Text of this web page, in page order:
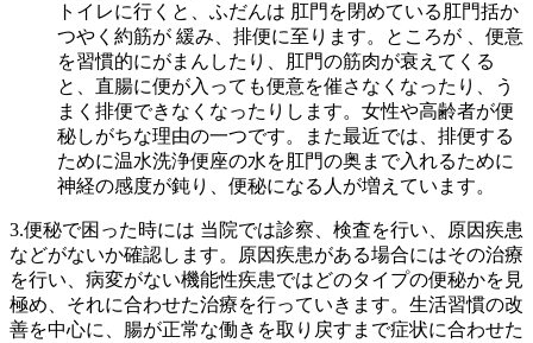
トイレに行くと、ふだんは 肛門を閉めている肛門括か
つやく約筋が 緩み、排便に至ります。ところが 、便意
を習慣的にがまんしたり、肛門の筋肉が衰えてくる
と、直腸に便が入っても便意を催さなくなったり、う
まく排便できなくなったりします。女性や高齢者が便
秘しがちな理由の一つです。また最近では、排便する
ために温水洗浄便座の水を肛門の奥まで入れるために
神経の感度が鈍り、便秘になる人が増えています。
3.便秘で困った時には 当院では診察、検査を行い、原因疾患
などがないか確認します。原因疾患がある場合にはその治療
を行い、病変がない機能性疾患ではどのタイプの便秘かを見
極め、それに合わせた治療を行っていきます。生活習慣の改
善を中心に、腸が正常な働きを取り戻すまで症状に合わせた